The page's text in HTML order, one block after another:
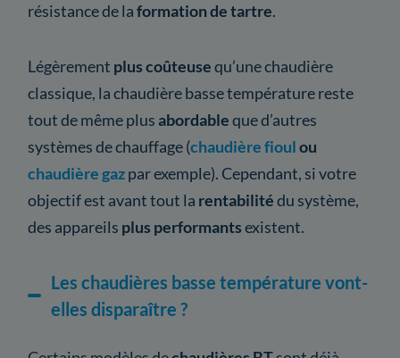
résistance de laformation de tartre.
Légèrement plus coûteusequ’une chaudière
classique, la chaudière basse température reste
tout de même plusabordableque d’autres
systèmes de chauffage (chaudière fioulou
chaudière gazpar exemple). Cependant, si votre
objectif est avant tout la rentabilitédu système,
des appareils plus performantsexistent.
Les chaudières basse température vont-
elles disparaître ?